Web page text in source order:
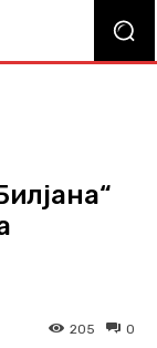
0
205